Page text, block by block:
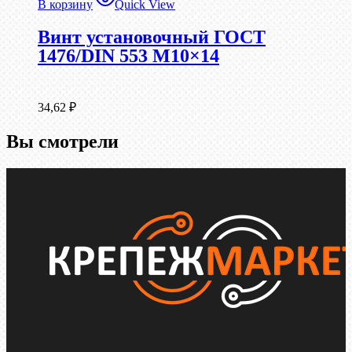
В корзину Quick View
Винт установочный ГОСТ
1476/DIN 553 М10×14
34,62 ₽
Вы смотрели